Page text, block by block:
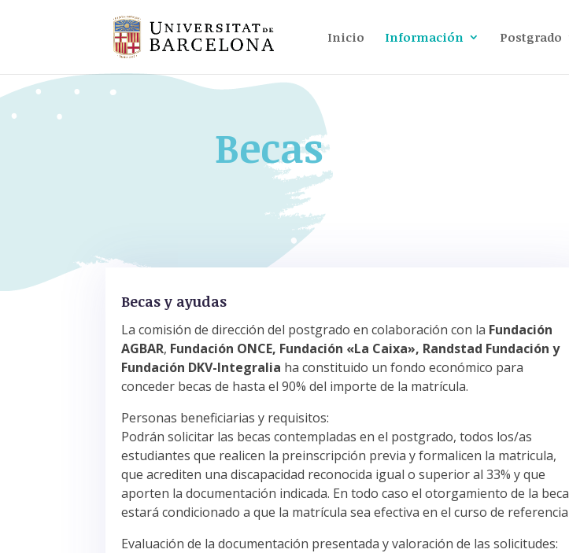
Inicio Información Postgrado
Becas
Becas y ayudas
La comisión de dirección del postgrado en colaboración con la Fundación
AGBAR, Fundación ONCE, Fundación «La Caixa», Randstad Fundación y
Fundación DKV-Integralia ha constituido un fondo económico para
conceder becas de hasta el 90% del importe de la matrícula.
Personas beneficiarias y requisitos:
Podrán solicitar las becas contempladas en el postgrado, todos los/as
estudiantes que realicen la preinscripción previa y formalicen la matricula,
que acrediten una discapacidad reconocida igual o superior al 33% y que
aporten la documentación indicada. En todo caso el otorgamiento de la beca
estará condicionado a que la matrícula sea efectiva en el curso de referencia
Evaluación de la documentación presentada y valoración de las solicitudes: